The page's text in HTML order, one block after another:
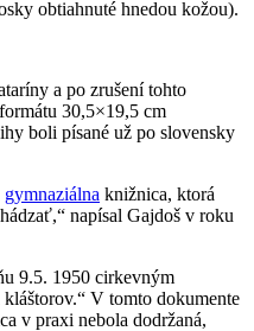
obtiahnuté hnedou kožou).
a po zrušení tohto
30,5×19,5 cm
boli písané už po slovensky
gymnaziálna knižnica, ktorá
napísal Gajdoš v roku
9.5. 1950 cirkevným
V tomto dokumente
v praxi nebola dodržaná,